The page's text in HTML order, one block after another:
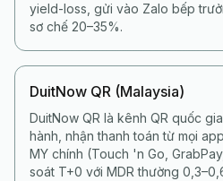
yield-loss, gửi vào Zalo bếp
sơ chế 20–35%.
DuitNow QR (Malaysia)
DuitNow QR là kênh QR quốc
hành, nhận thanh toán từ mọi
MY chính (Touch 'n Go,
soát T+0 với MDR thường